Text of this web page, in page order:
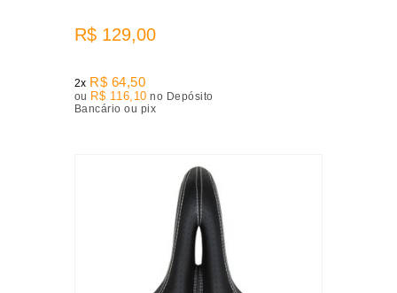
R$ 129,00
2x R$ 64,50
ou R$ 116,10 no Depósito
Bancário ou pix